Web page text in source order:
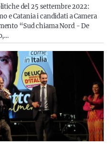
del 25 settembre 2022:
e Catania i candidati a Camera
“Sud chiama Nord - De